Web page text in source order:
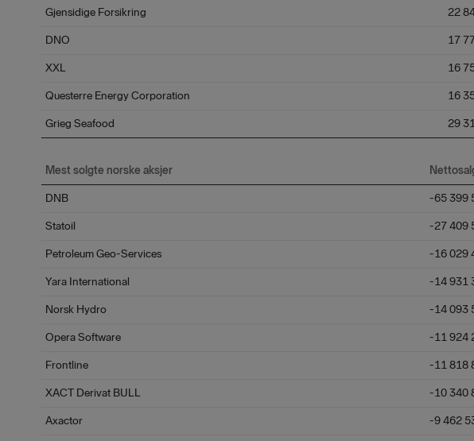
Gjensidige Forsikring 22
DNO 17
XXL 16
Questerre Energy Corporation 16
Grieg Seafood 29
Mest solgte norske aksjer
DNB -65 399
Statoil -27 409
Petroleum Geo-Services -16 029
Yara International -14 931
Norsk Hydro -14 093
Opera Software -11 924
Frontline -11 818
XACT Derivat BULL -10 340
Axactor -9 462